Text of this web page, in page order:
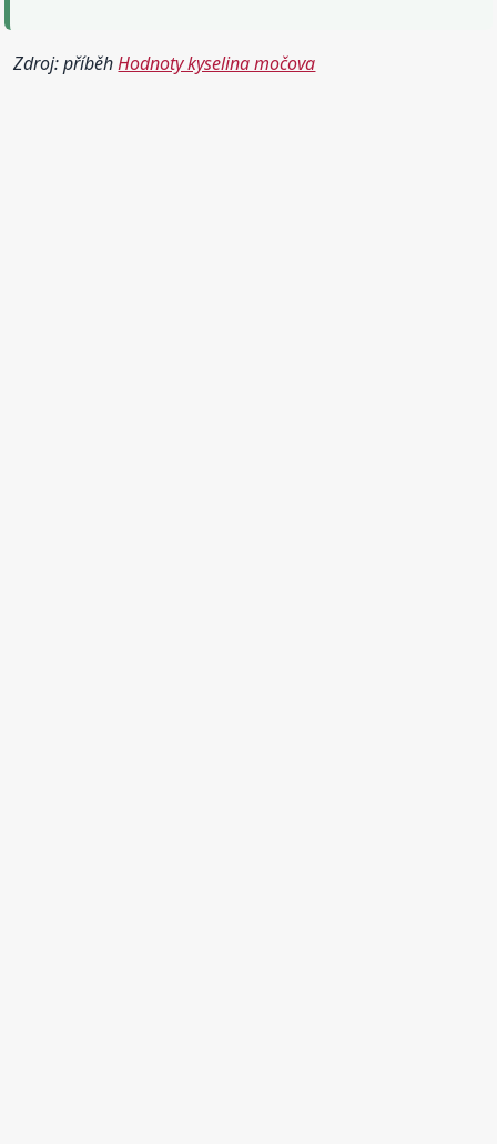
Zdroj: příběhHodnoty kyselina močova